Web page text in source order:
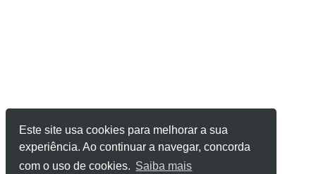
Este site usa cookies para melhorar a sua
experiência. Ao continuar a navegar, concorda
com o uso de cookies. Saiba mais